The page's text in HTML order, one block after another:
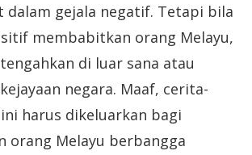
gejala negatif. Tetapi bila
membabitkan orang Melayu,
di luar sana atau
negara. Maaf, cerita-
harus dikeluarkan bagi
orang Melayu berbangga